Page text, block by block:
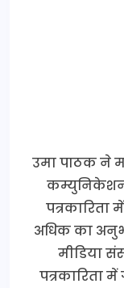
उमा पाठक ने
कम्युनिकेशन
पत्रकारिता
अधिक का
मीडिया
पत्रकारिता